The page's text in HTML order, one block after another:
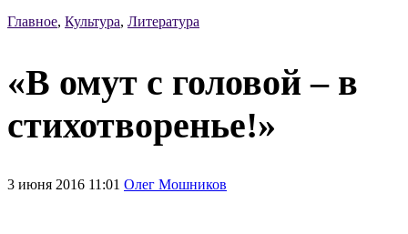
Главное, Культура, Литература
«В омут с головой – в
стихотворенье!»
3 июня 2016 11:01 Олег Мошников